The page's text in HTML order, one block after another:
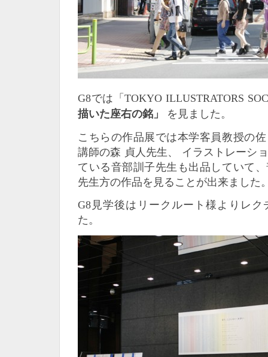
G8では「TOKYO ILLUSTRATORS
描いた座右の銘」
を見ました。
こちらの作品展では本学客員教授の
講師の森 貞人先生、 イラストレーシ
ている音部訓子先生も出品していて
先生方の作品を見ることが出来ました
G8見学後はリークルート様よりレク
た。